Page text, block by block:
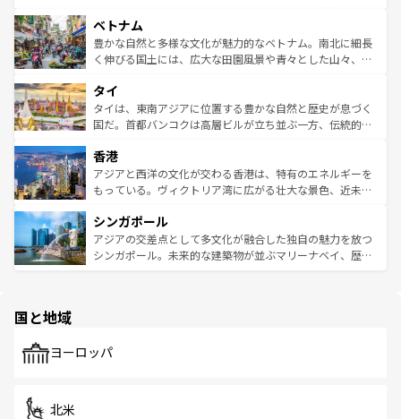
参照してほしい。
容にもいいと評判のスイーツなど、バラエティ豊かな料理
が味わえる。 なお、新着の台湾情報は コンテンツ一覧を参
照してほしい。
き、地方に足を延ばせば四季折々の自然美を楽しむことが
できる。そして、キムチや焼肉、絶品のストリートフード
まで、さまざまな韓国料理が待っている。夜には、韓国な
リティに包まれながら、韓国の多彩な魅力を心ゆくまで味
わってみてほしい。 なお、新着の韓国情報はコンテンツ一
覧を参照してほしい。
ベトナム
豊かな自然と多様な文化が魅力的なベトナム。南北に細長
く伸びる国土には、広大な田園風景や青々とした山々、世
急速な発展と共に伝統が息づく。ハノイの古い町並みやホ
ーチミン市のフランス統治時代の建物も、独特の雰囲気を
醸し出している。また、バラエティの豊かさとおいしさで
とつ。フォーやバインミー、ベトナムコーヒーなどは、ぜ
ひ現地で味わいたい。どの地域を訪れてもあたたかい人々
が旅行者を迎えてくれるので、きっと忘れられない旅にな
参照してほしい。
タイ
タイは、東南アジアに位置する豊かな自然と歴史が息づく
国だ。首都バンコクは高層ビルが立ち並ぶ一方、伝統的な
の活気が交差している。北部ではチェンマイなどの山岳地
帯で自然と触れ合い、南部ではプーケットやクラビの美し
いビーチでリゾート気分を楽しむことができる。タイ料理
激する。気候は一年中温暖で、どの季節にも異なる楽しみ
が待っている。親しみやすいタイの人々、仏教を中心とし
た文化、そして多様な観光資源が、訪れる旅人を魅了し続
香港
アジアと西洋の文化が交わる香港は、特有のエネルギーを
もっている。ヴィクトリア湾に広がる壮大な景色、近未来
み、どこを訪れても感動するはず。観光スポットが密集し
ており、効率よく見どころを回れるのも魅力。息をのむよ
うな絶景から文化的な体験まで、香港を存分に楽しみ尽く
シンガポール
アジアの交差点として多文化が融合した独自の魅力を放つ
シンガポール。未来的な建築物が並ぶマリーナベイ、歴史
で、ホーカーズは地元の風情を楽しめる外せないスポット
国と地域
ヨーロッパ
北米